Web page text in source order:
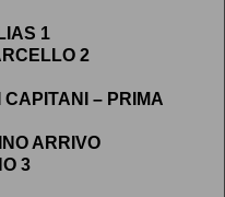
1
2
– PRIMA
ARRIVO
3